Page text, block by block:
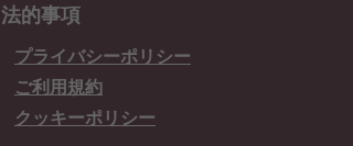
法的事項
プライバシーポリシー
ご利用規約
クッキーポリシー